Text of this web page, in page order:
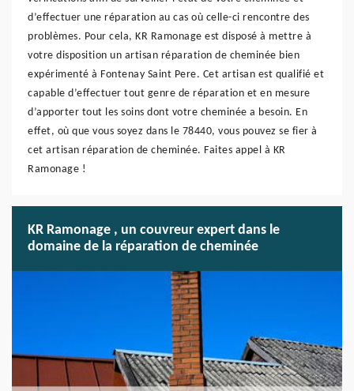
d’effectuer une réparation au cas où celle-ci rencontre des
problèmes. Pour cela, KR Ramonage est disposé à mettre à
votre disposition un artisan réparation de cheminée bien
expérimenté à Fontenay Saint Pere. Cet artisan est qualifié et
capable d’effectuer tout genre de réparation et en mesure
d’apporter tout les soins dont votre cheminée a besoin. En
effet, où que vous soyez dans le 78440, vous pouvez se fier à
cet artisan réparation de cheminée. Faites appel à KR
Ramonage !
KR Ramonage , un couvreur expert dans le
domaine de la réparation de cheminée